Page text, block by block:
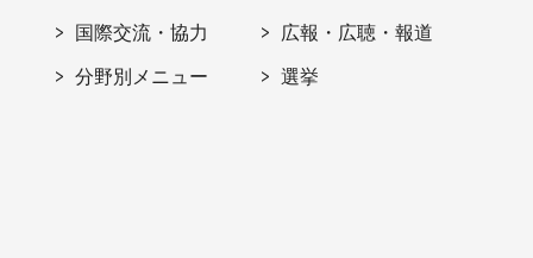
国際交流・協力
分野別メニュー
広報・広聴・報道
選挙